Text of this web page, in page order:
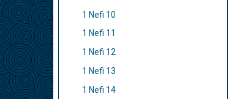
1 Nefi 10
1 Nefi 11
1 Nefi 12
1 Nefi 13
1 Nefi 14